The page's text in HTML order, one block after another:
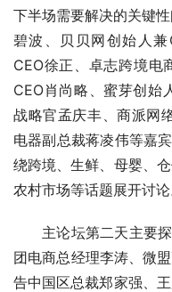
下半场需要解决的关键
碧波、贝贝网创始人
CEO徐正、卓志跨境电
CEO肖尚略、蜜芽创始
战略官孟庆丰、商派网
电器副总裁蒋凌伟等嘉
绕跨境、生鲜、母婴、
农村市场等话题展开讨论
主论坛第二天主要
团电商总经理李涛、微
告中国区总裁郑家强、